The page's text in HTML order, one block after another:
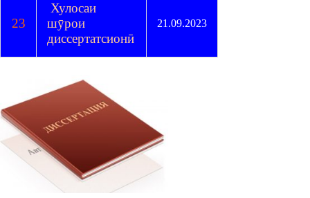
23
Хулосаи
шӯрои
диссертатсионӣ
21.09.2023